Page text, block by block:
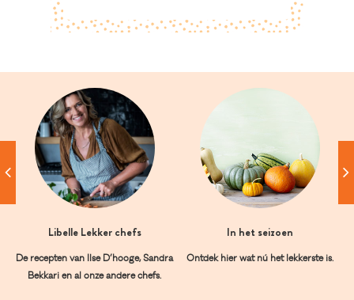
Libelle Lekker chefs
De recepten van Ilse D’hooge, Sandra
Bekkari en al onze andere chefs.
In het seizoen
Ontdek hier wat nú het lekkerste is.